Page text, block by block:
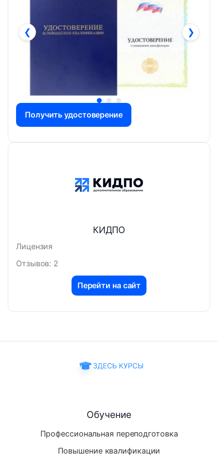
❮ ❯
Получить удостоверение
КИДПО
Лицензия
Отзывов: 2
Перейти на сайт
Обучение
Профессиональная переподготовка
Повышение квалификации